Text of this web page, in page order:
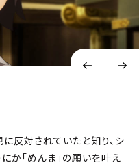
反対されていたと知り、シ
にか「めんま」の願いを叶え